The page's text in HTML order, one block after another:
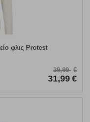
φλις Protest
39,99 €
31,99 €